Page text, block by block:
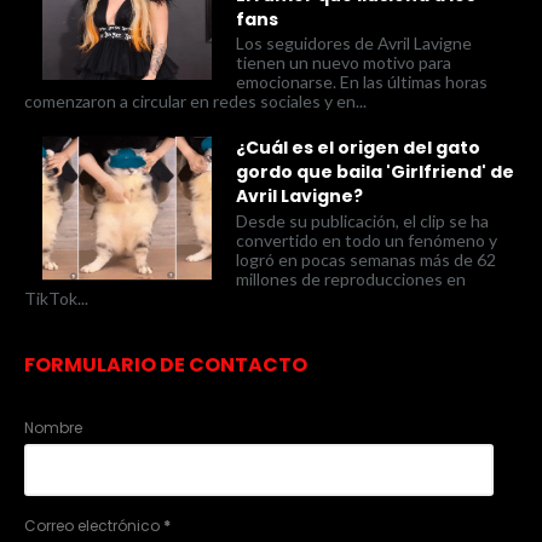
fans
Los seguidores de Avril Lavigne
tienen un nuevo motivo para
emocionarse. En las últimas horas
comenzaron a circular en redes sociales y en...
¿Cuál es el origen del gato
gordo que baila 'Girlfriend' de
Avril Lavigne?
Desde su publicación, el clip se ha
convertido en todo un fenómeno y
logró en pocas semanas más de 62
millones de reproducciones en
TikTok...
FORMULARIO DE CONTACTO
Nombre
Correo electrónico *